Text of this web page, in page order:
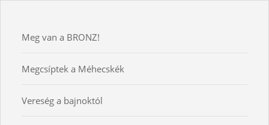
Meg van a BRONZ!
Megcsíptek a Méhecskék
Vereség a bajnoktól